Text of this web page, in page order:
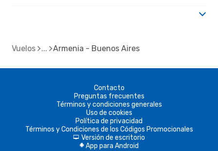
Vuelos Armenia - Buenos Aires
Contacto
Preguntas frecuentes
Términos y condiciones generales
Uso de cookies
Política de privacidad
Términos y Condiciones de los Códigos Promocionales
d Versión de escritorio
A App para Android